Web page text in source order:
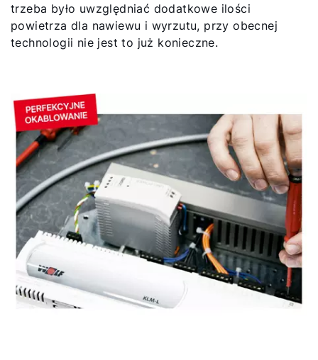
trzeba było uwzględniać dodatkowe ilości
powietrza dla nawiewu i wyrzutu, przy obecnej
technologii nie jest to już konieczne.